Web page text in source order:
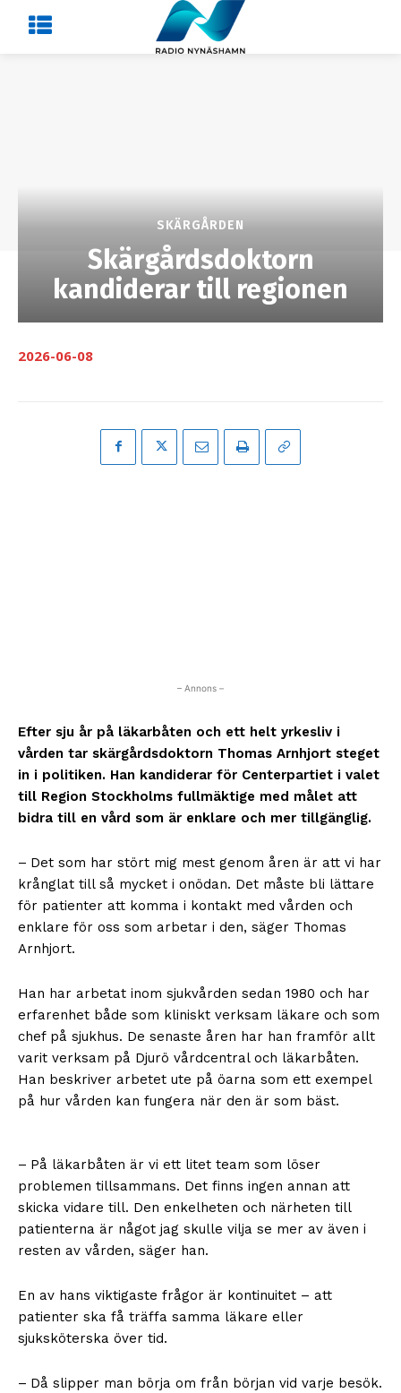
SKÄRGÅRDEN
Skärgårdsdoktorn
kandiderar till regionen
2026-06-08
– Annons –
Efter sju år på läkarbåten och ett helt yrkesliv i
vården tar skärgårdsdoktorn Thomas Arnhjort steget
in i politiken. Han kandiderar för Centerpartiet i valet
till Region Stockholms fullmäktige med målet att
bidra till en vård som är enklare och mer tillgänglig.
– Det som har stört mig mest genom åren är att vi har
krånglat till så mycket i onödan. Det måste bli lättare
för patienter att komma i kontakt med vården och
enklare för oss som arbetar i den, säger Thomas
Arnhjort.
Han har arbetat inom sjukvården sedan 1980 och har
erfarenhet både som kliniskt verksam läkare och som
chef på sjukhus. De senaste åren har han framför allt
varit verksam på Djurö vårdcentral och läkarbåten.
Han beskriver arbetet ute på öarna som ett exempel
på hur vården kan fungera när den är som bäst.
– På läkarbåten är vi ett litet team som löser
problemen tillsammans. Det finns ingen annan att
skicka vidare till. Den enkelheten och närheten till
patienterna är något jag skulle vilja se mer av även i
resten av vården, säger han.
En av hans viktigaste frågor är kontinuitet – att
patienter ska få träffa samma läkare eller
sjuksköterska över tid.
– Då slipper man börja om från början vid varje besök.